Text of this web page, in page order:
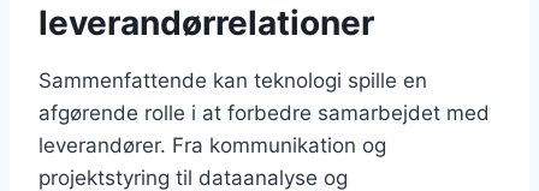
leverandørrelationer
Sammenfattende kan teknologi spille en
afgørende rolle i at forbedre samarbejdet med
leverandører. Fra kommunikation og
projektstyring til dataanalyse og